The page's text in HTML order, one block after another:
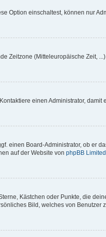
Option einschaltest, können nur
Zeitzone (Mitteleuropäische Zeit,
einen Administrator, damit
einen Board-Administrator, ob er
auf der Website von phpBB Limited
Kästchen oder Punkte, die
Bild, welches von Benutzer